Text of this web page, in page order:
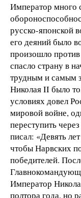
Император много
русско-японской
его деяний было
произошло
спасло страну в
трудным и самым
Николая II было
условиях довел
мировой войне,
переступить
писал: «Девять
чтобы Нарвских
победителей.
Император
полтора года, но